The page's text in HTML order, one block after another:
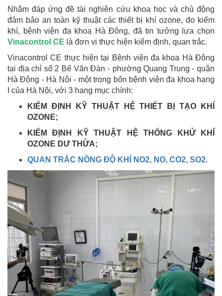
Nhằm đáp ứng đề tài nghiên cứu khoa học và chủ động
đảm bảo an toàn kỹ thuật các thiết bị khí ozone, đo kiểm
khí, bệnh viện đa khoa Hà Đông, đã tin tưởng lựa chọn
Vinacontrol CE là đơn vị thực hiện kiểm định, quan trắc.
Vinacontrol CE thực hiện tại Bệnh viện đa khoa Hà Đông
tại địa chỉ số 2 Bế Văn Đàn - phường Quang Trung - quận
Hà Đông - Hà Nội - một trong bốn bệnh viện đa khoa hạng
I của Hà Nội, với 3 hạng mục chính:
KIỂM ĐỊNH KỸ THUẬT HỆ THIẾT BỊ TẠO KHÍ
OZONE;
KIỂM ĐỊNH KỸ THUẬT HỆ THỐNG KHỬ KHÍ
OZONE DƯ THỪA;
QUAN TRẮC NỒNG ĐỘ KHÍ NO2, NO, CO2, SO2.